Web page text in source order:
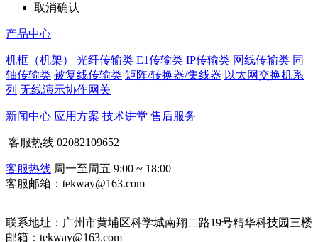
取消确认
产品中心
机框（机架） 光纤传输类 E1传输类 IP传输类 网线传输类 同
轴传输类 被复线传输类 矩阵/转换器/集线器 以太网交换机系
列 无线演示协作网关
新闻中心 应用方案 技术讲堂 售后服务
客服热线 02082109652
客服热线 周一至周五 9:00 ~ 18:00
客服邮箱：tekway@163.com
联系地址： 广州市黄埔区科学城南翔二路19号精华科技园三楼
邮箱：tekway@163.com